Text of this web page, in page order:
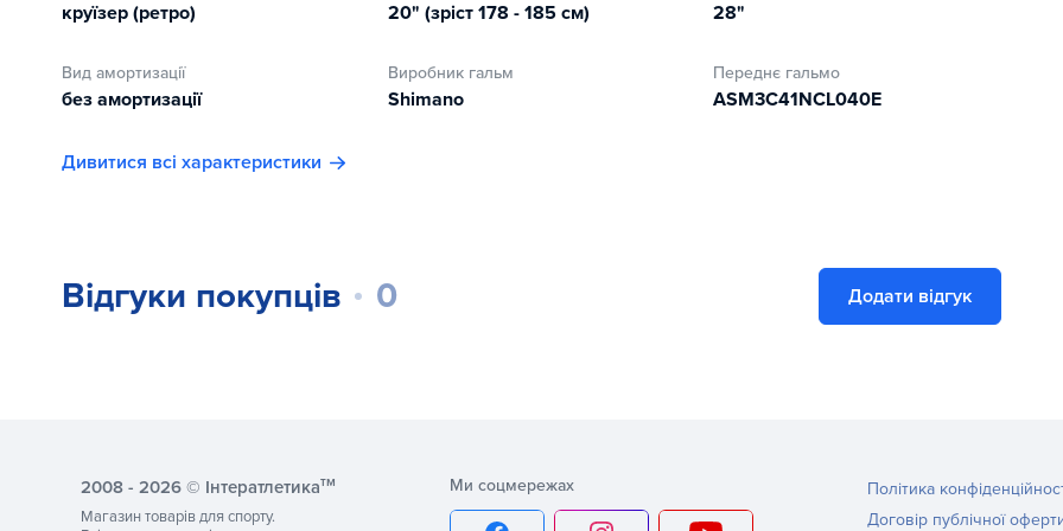
для їзди в межах міста.
круїзер (ретро) 20" (зріст 178 - 185 см) 28"
Вид амортизації
без амортизації
Виробник гальм
Shimano
Переднє гальмо
ASM3C41NCL040E
Дивитися всі характеристики
Відгуки покупців 0 Додати відгук
Ми соцмережах
2008 - 2026 © Інтератлетикатм
Магазин товарів для спорту.
Політика
Договір публічної